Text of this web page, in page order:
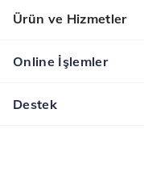
Ürün ve Hizmetler
Online İşlemler
Destek